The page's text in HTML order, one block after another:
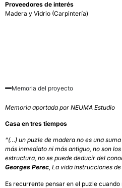
Proveedores de interés
Madera y Vidrio (Carpintería)
Memoria del proyecto
Memoria aportada por NEUMA Estudio
Casa en tres tiempos
“(…) un puzle de madera no es una
más inmediato ni más antiguo, no son
estructura, no se puede deducir del
Georges Perec, La vida instrucciones de
Es recurrente pensar en el puzle